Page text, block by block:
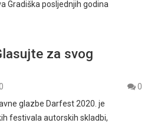
Gradiška posljednjih godina
za svog
0
glazbe Darfest 2020. je
festivala autorskih skladbi,